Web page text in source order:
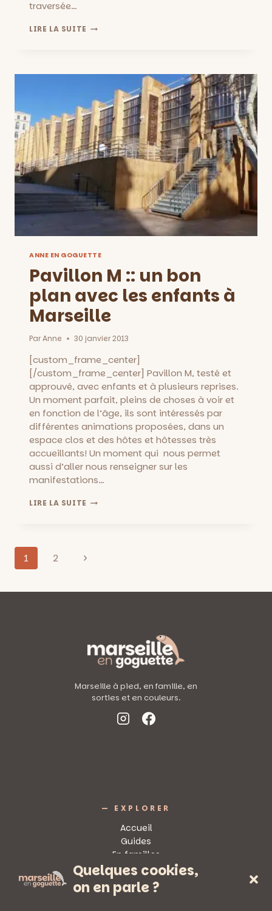
Quelques cookies,
on en parle ?
traversée…
LIRE LA SUITE UN
PROMENADE,
EXPOSITIONS,
SPECTACLE
ET
PAC
À
ANNE EN GOGUETTE
Pavillon M :: un bon
plan avec les enfants à
Marseille
ParAnne 30 janvier 2013
[custom_frame_center]
[/custom_frame_center] Pavillon M, testé et
approuvé, avec enfants et à plusieurs reprises.
Un moment parfait, pleins de choses à voir et
en fonction de l’âge, ils sont intéressés par
différentes animations proposées, dans un
espace clos et des hôtes et hôtesses très
accueillants! Un moment qui nous permet
aussi d’aller nous renseigner sur les
manifestations…
LIRE LA SUITE PAVILLON
PLAN
Navigation
de
page
1 2
Page
Marseille à pied, en famille, en
sorties et en couleurs.
— EXPLORER
Accueil
Guides
En familles
Sorties